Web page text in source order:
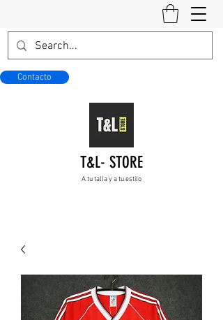
Contacto
T&L- STORE
A tu talla y a tu estilo